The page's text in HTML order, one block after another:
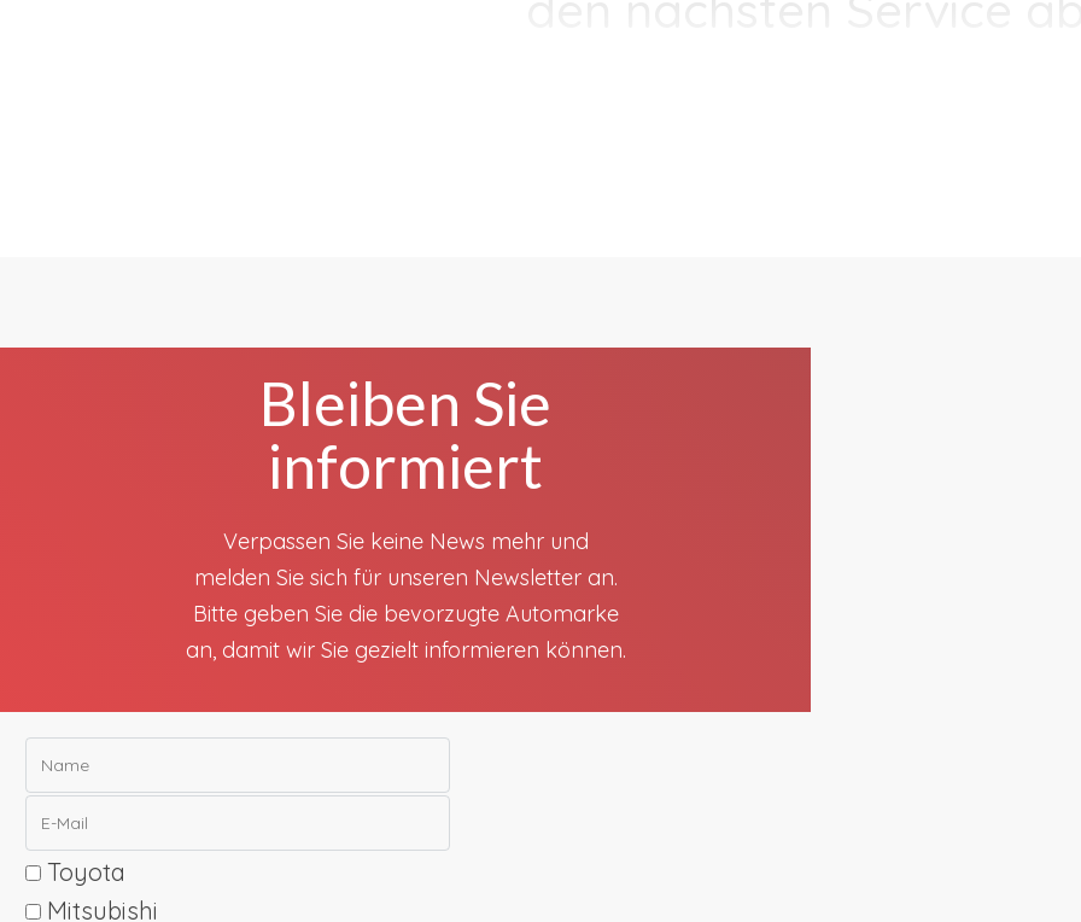
Bleiben Sie
informiert
Verpassen Sie keine News mehr und
melden Sie sich für unseren Newsletter an.
Bitte geben Sie die bevorzugte Automarke
an, damit wir Sie gezielt informieren können.
Toyota
Mitsubishi